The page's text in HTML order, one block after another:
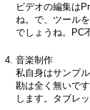
ビデオの編集は
ね。で、ツール
でしょうね。PC
音楽制作
私自身はサンプ
勘は全く無いで
します。タブレ